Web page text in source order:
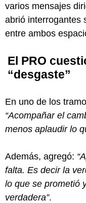
varios mensajes
abrió interrogantes
entre ambos
El PRO
“desgaste”
En uno de los
“Acompañar el
menos aplaudir lo
Además, agregó:
falta. Es decir la
lo que se prometió
verdadera”.